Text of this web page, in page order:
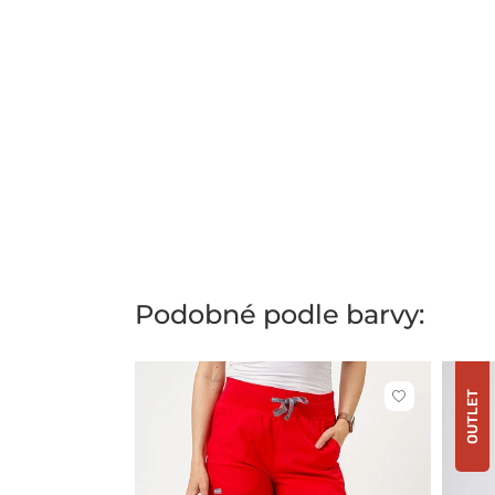
Podobné podle barvy:
Kliknutím
OUTLET